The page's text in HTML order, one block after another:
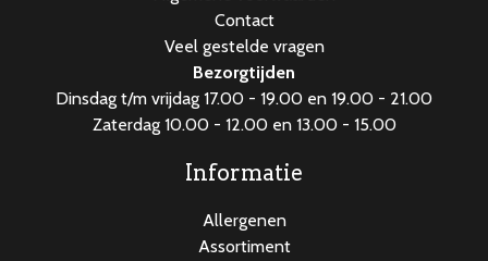
Contact
Veel gestelde vragen
Bezorgtijden
Dinsdag t/m vrijdag 17.00 - 19.00 en 19.00 - 21.00
Zaterdag 10.00 - 12.00 en 13.00 - 15.00
Informatie
Allergenen
Assortiment